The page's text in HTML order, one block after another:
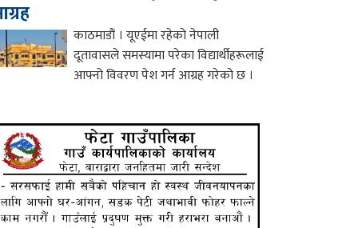
काठमाडौं । यूएईमा रहेको नेपाली
दूतावासले समस्यामा परेका विद्यार्थीहरूलाई
आफ्नो विवरण पेश गर्न आग्रह गरेको छ ।